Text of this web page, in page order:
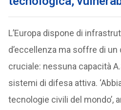
L’Europa dispone di
d’eccellenza ma soffre di
cruciale: nessuna capacità
sistemi di difesa attiva.
tecnologie civili del mondo’,